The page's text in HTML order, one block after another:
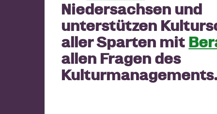
Region West
Niedersachsen und
unterstützen
aller Sparten mit
allen Fragen des